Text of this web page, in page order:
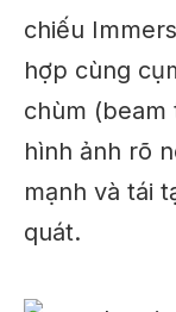
chiếu
hợp cùng
chùm
hình ảnh rõ
mạnh và tái
quát.